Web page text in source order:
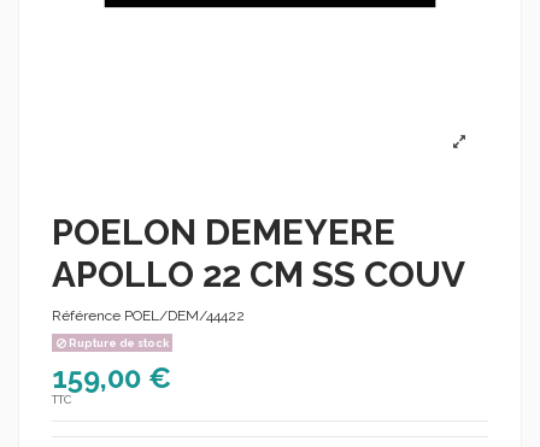
POELON DEMEYERE
APOLLO 22 CM SS COUV
Référence POEL/DEM/44422
Rupture de stock
159,00 €
TTC